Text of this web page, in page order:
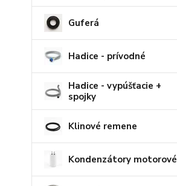
Guferá
Hadice - prívodné
Hadice - vypúšťacie +
spojky
Klinové remene
Kondenzátory motorové